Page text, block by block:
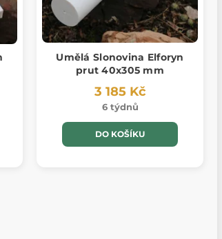
Umělá Slonovina Elforyn
prut 40x305 mm
3 185 Kč
6 týdnů
DO KOŠÍKU